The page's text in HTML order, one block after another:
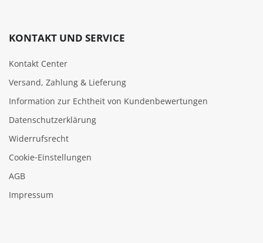
KONTAKT UND SERVICE
Kontakt Center
Versand, Zahlung & Lieferung
Information zur Echtheit von Kundenbewertungen
Datenschutzerklärung
Widerrufsrecht
Cookie‑Einstellungen
AGB
Impressum